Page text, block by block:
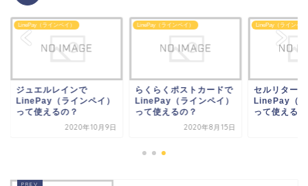
（ラインペイ）
エルレインで
（ラインペイ）
使えるの？
2020年10月9日
LinePay（ラインペイ）
らくらくポストカードで
LinePay（ラインペイ）
って使えるの？
2020年8月15日
LinePay（ラインペイ）
セルリターンで
LinePay（ラインペ
って使えるの？